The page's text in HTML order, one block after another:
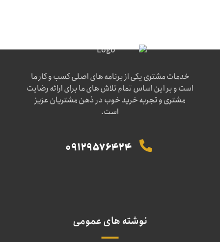
خدمات مشتری یکی از برنامه های اصلی کسب و کار ما
است و بر این اساس تمام تلاش های ما برای ارائه رضایت
مشتری و تجربه خرید خوب در ذهن مشتریان عزیز
است.
09129576424
نوشته های عمومی